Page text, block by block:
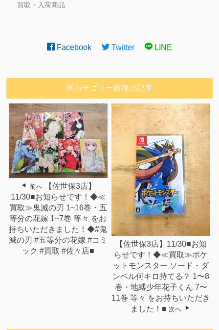
買取・入荷商品
Facebook Twitter LINE
同カテゴリー前後の記事
前へ
【佐世保3店】
11/30■お知らせです！◆≪
買取≫鬼滅の刃 1~16巻・五
等分の花嫁 1~7巻 等々 をお
持ちいただきました！◆#鬼
滅の刃 #五等分の花嫁 #コミ
ック #買取 #佐々店■
【佐世保3店】11/30■お知
らせです！◆≪買取≫ポケ
ットモンスター ソード・ダ
ンベル何キロ持てる？ 1〜8
巻・地縛少年花子くん 7〜
11巻 等々 をお持ちいただき
ました！■ 次へ